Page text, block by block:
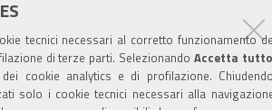
tecnici necessari al corretto funzionamento
di terze parti. SelezionandoAccetta
dei cookie analytics e di profilazione.
solo i cookie tecnici necessari alla
agli Amministratori dell'ente